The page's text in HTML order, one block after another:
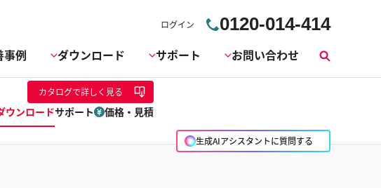
ログイン 0120-014-414
事例 ダウンロード サポート お問い合わせ
索
生成AIアシスタントに質問する
カタログで詳しく見る
ウンロードサポート 価格・見積